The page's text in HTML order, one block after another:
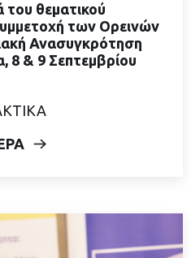
του θεματικού
των Ορεινών
Ανασυγκρότηση
8 & 9 Σεπτεμβρίου